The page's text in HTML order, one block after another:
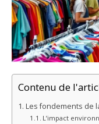
Contenu de
Les fondements de
L’impact